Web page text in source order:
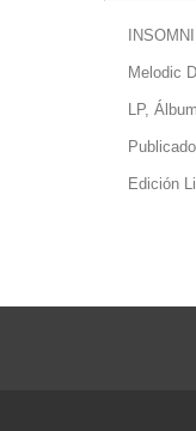
Melodic
LP,
Edición